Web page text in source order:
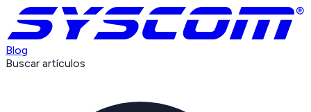
Blog
Buscar artículos